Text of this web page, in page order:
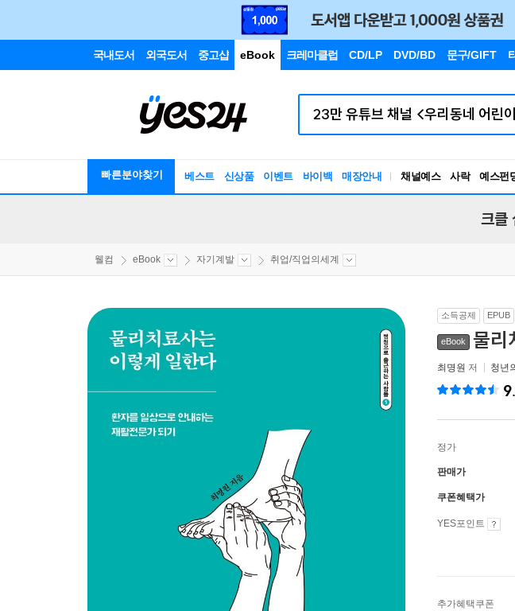
국내도서 외국도서 중고샵 eBook 크레마클럽 CD/LP DVD/BD 문구/GIFT
빠른분야찾기 베스트 신상품 이벤트 바이백 매장안내 채널예스 사락 예스펀
크클
웰컴 eBook 자기계발 취업/직업의세계
소득공제 EPUB
eBook 물리
최명원 저 청년
정가
판매가
쿠폰혜택가
YES포인트
추가혜택쿠폰